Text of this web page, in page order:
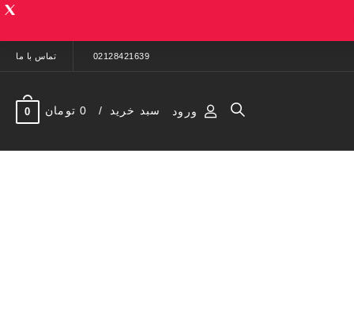
02128421639 تماس با ما
ورود سبد خرید 0 تومان 0